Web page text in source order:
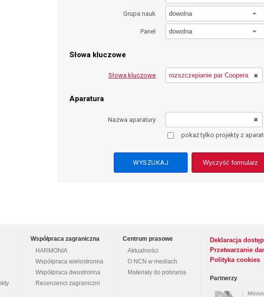
Grupa nauk dowolna
Panel dowolna
Słowa kluczowe
Słowa kluczowe
Aparatura
Nazwa aparatury
pokaż tylko projekty z
Wyczyść formularz
Współpraca zagraniczna
HARMONIA
Współpraca wielostronna
Współpraca dwustronna
Recenzenci zagraniczni
Centrum prasowe
Aktualności
O NCN w mediach
Materiały do pobrania
Deklaracja
Przetwarzanie
Polityka cookies
Partnerzy